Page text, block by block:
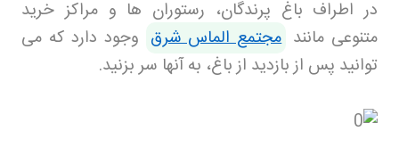
در اطراف باغ پرندگان، رستوران ها و مراکز خرید
متنوعی مانند مجتمع الماس شرق وجود دارد که می
توانید پس از بازدید از باغ، به آنها سر بزنید.